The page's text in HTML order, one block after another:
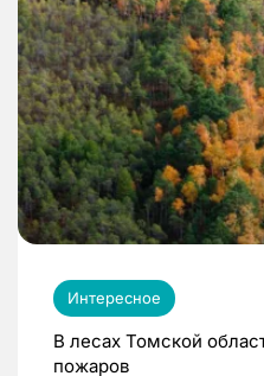
Интересное
В лесах Томской
пожаров